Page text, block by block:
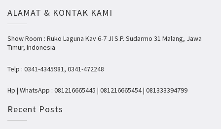
ALAMAT & KONTAK KAMI
Show Room : Ruko Laguna Kav 6-7 Jl S.P. Sudarmo 31 Malang, Jawa
Timur, Indonesia
Telp : 0341-4345981, 0341-472248
Hp | WhatsApp : 081216665445 | 081216665454 | 081333394799
Recent Posts